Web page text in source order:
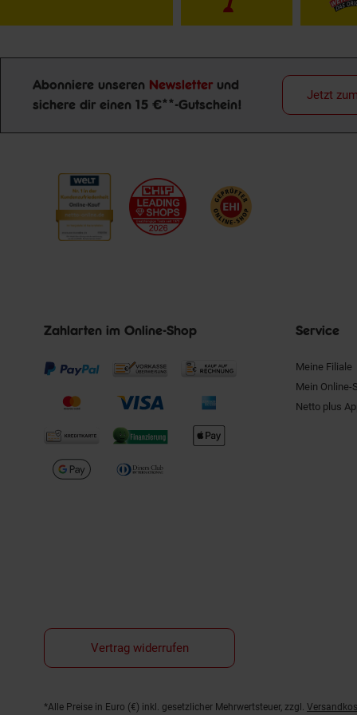
Newsletter Anmeldung
Abonniere unseren Newsletter und
sichere dir einen 15 €**-Gutschein!
Jetzt
Zahlarten im Online-Shop Service
Meine Filiale
Mein Online-
Netto plus
Vertrag widerrufen
Fußnoten
*Alle Preise in Euro (€) inkl. gesetzlicher Mehrwertsteuer, zzgl.